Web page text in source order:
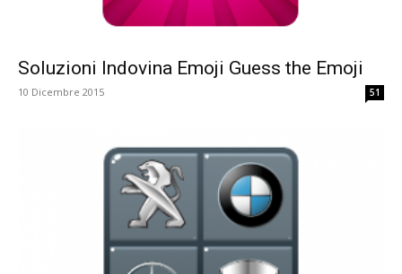
Soluzioni Indovina Emoji Guess the Emoji
10 Dicembre 2015 51